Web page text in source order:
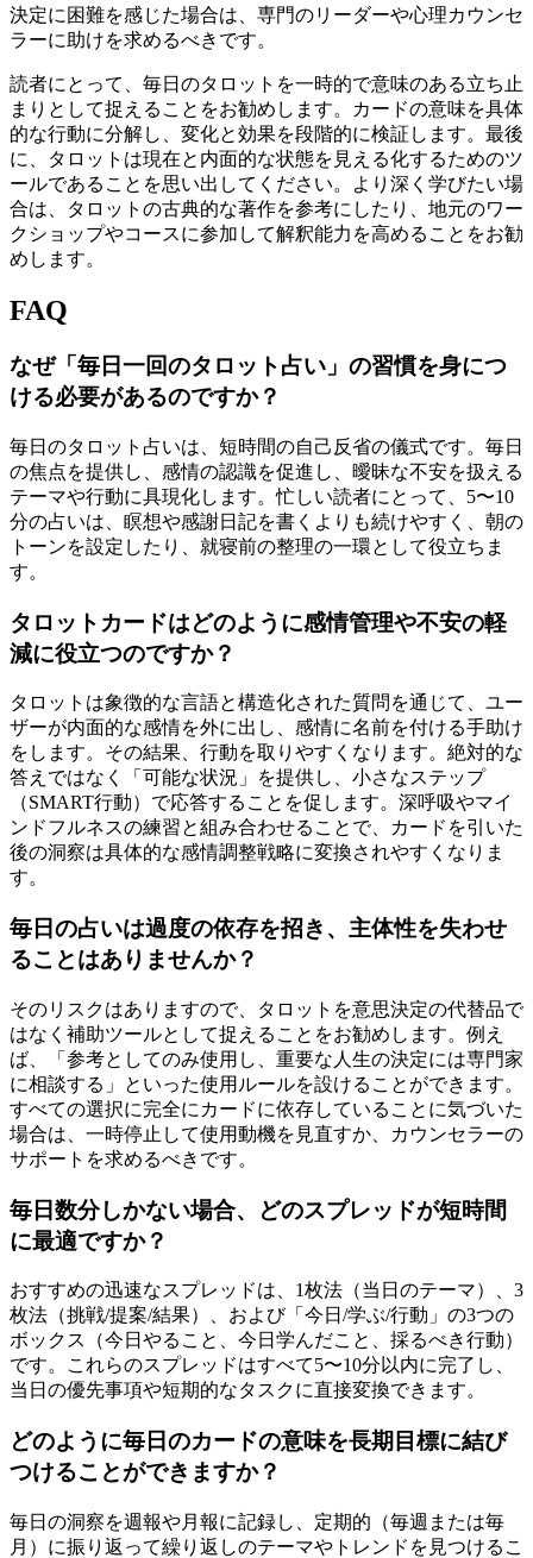
決定に困難を感じた場合は、専門のリーダーや心理カウンセ
ラーに助けを求めるべきです。
読者にとって、毎日のタロットを一時的で意味のある立ち止
まりとして捉えることをお勧めします。カードの意味を具体
的な行動に分解し、変化と効果を段階的に検証します。最後
に、タロットは現在と内面的な状態を見える化するためのツ
ールであることを思い出してください。より深く学びたい場
合は、タロットの古典的な著作を参考にしたり、地元のワー
クショップやコースに参加して解釈能力を高めることをお勧
めします。
FAQ
なぜ「毎日一回のタロット占い」の習慣を身につ
ける必要があるのですか？
毎日のタロット占いは、短時間の自己反省の儀式です。毎日
の焦点を提供し、感情の認識を促進し、曖昧な不安を扱える
テーマや行動に具現化します。忙しい読者にとって、5〜10
分の占いは、瞑想や感謝日記を書くよりも続けやすく、朝の
トーンを設定したり、就寝前の整理の一環として役立ちま
す。
タロットカードはどのように感情管理や不安の軽
減に役立つのですか？
タロットは象徴的な言語と構造化された質問を通じて、ユー
ザーが内面的な感情を外に出し、感情に名前を付ける手助け
をします。その結果、行動を取りやすくなります。絶対的な
答えではなく「可能な状況」を提供し、小さなステップ
（SMART行動）で応答することを促します。深呼吸やマイ
ンドフルネスの練習と組み合わせることで、カードを引いた
後の洞察は具体的な感情調整戦略に変換されやすくなりま
す。
毎日の占いは過度の依存を招き、主体性を失わせ
ることはありませんか？
そのリスクはありますので、タロットを意思決定の代替品で
はなく補助ツールとして捉えることをお勧めします。例え
ば、「参考としてのみ使用し、重要な人生の決定には専門家
に相談する」といった使用ルールを設けることができます。
すべての選択に完全にカードに依存していることに気づいた
場合は、一時停止して使用動機を見直すか、カウンセラーの
サポートを求めるべきです。
毎日数分しかない場合、どのスプレッドが短時間
に最適ですか？
おすすめの迅速なスプレッドは、1枚法（当日のテーマ）、3
枚法（挑戦/提案/結果）、および「今日/学ぶ/行動」の3つの
ボックス（今日やること、今日学んだこと、採るべき行動）
です。これらのスプレッドはすべて5〜10分以内に完了し、
当日の優先事項や短期的なタスクに直接変換できます。
どのように毎日のカードの意味を長期目標に結び
つけることができますか？
毎日の洞察を週報や月報に記録し、定期的（毎週または毎
月）に振り返って繰り返しのテーマやトレンドを見つけるこ